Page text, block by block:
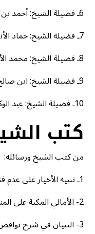
6ـ فضيلة الشيخ: أحمد بن ناصر العلوان.
7ـ فضيلة الشيخ: حماد الأنصاري.
8ـ فضيلة الشيخ: محمد الأنصاري.
9ـ فضيلة الشيخ: ابن صالح المالي.
10ـ فضيلة الشيخ: عبد الوكيل بن عبد الحق الهاشمي.
كتب
من كتب الشيخ ورسائله:
1ـ تنبيه الأخيار على عدم فناء النار.
2- الأمالي المكية على المنظومة البيقونية.
3- التبيان في شرح نواقض الإسلام.